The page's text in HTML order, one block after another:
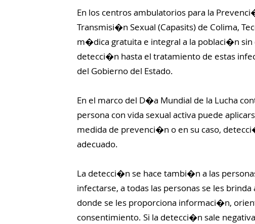
En los centros ambulatorios para la
Transmisi�n Sexual (Capasits) de Colima,
m�dica gratuita e integral a la poblaci�n sin
detecci�n hasta el tratamiento de estas
del Gobierno del Estado.
En el marco del D�a Mundial de la Lucha
persona con vida sexual activa puede
medida de prevenci�n o en su caso,
adecuado.
La detecci�n se hace tambi�n a las
infectarse, a todas las personas se les
donde se les proporciona informaci�n,
consentimiento. Si la detecci�n sale